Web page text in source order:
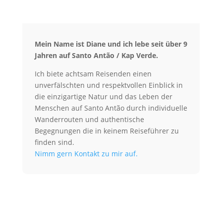
Mein Name ist Diane und ich lebe seit über 9
Jahren auf Santo Antão / Kap Verde.
Ich biete achtsam Reisenden einen
unverfälschten und respektvollen Einblick in
die einzigartige Natur und das Leben der
Menschen auf Santo Antão durch individuelle
Wanderrouten und authentische
Begegnungen die in keinem Reiseführer zu
finden sind.
Nimm gern Kontakt zu mir auf.